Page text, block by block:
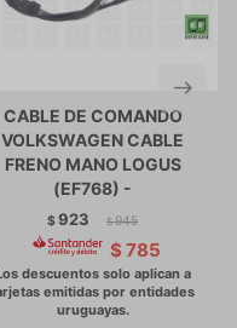
CABLE DE COMANDO
VOLKSWAGEN CABLE
FRENO MANO LOGUS
(EF768) -
$923 $ 945
$ 785